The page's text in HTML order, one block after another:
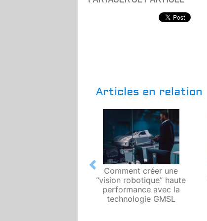
Articles en relation
Comment créer une
“vision robotique” haute
performance avec la
technologie GMSL
Previous